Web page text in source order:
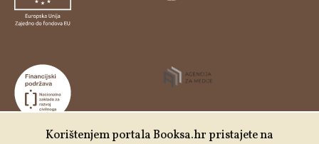
Korištenjem portala Booksa.hr pristajete na